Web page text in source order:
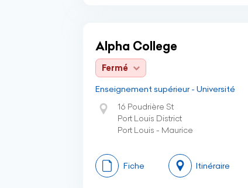
Alpha College
Fermé
Enseignement supérieur - Université
16 Poudrière St
Port Louis District
Port Louis - Maurice
Fiche Itinéraire